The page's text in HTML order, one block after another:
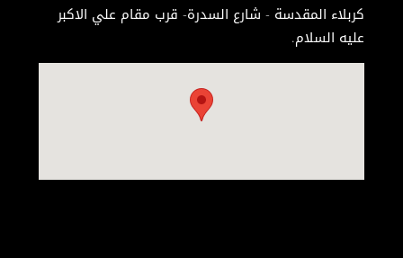
كربلاء المقدسة - شارع السدرة- قرب مقام علي الاكبر
عليه السلام.